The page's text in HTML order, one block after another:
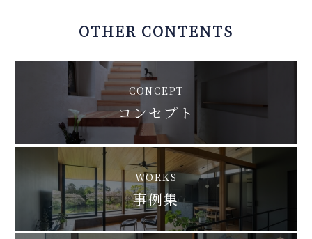
OTHER CONTENTS
CONCEPT
コンセプト
WORKS
事例集